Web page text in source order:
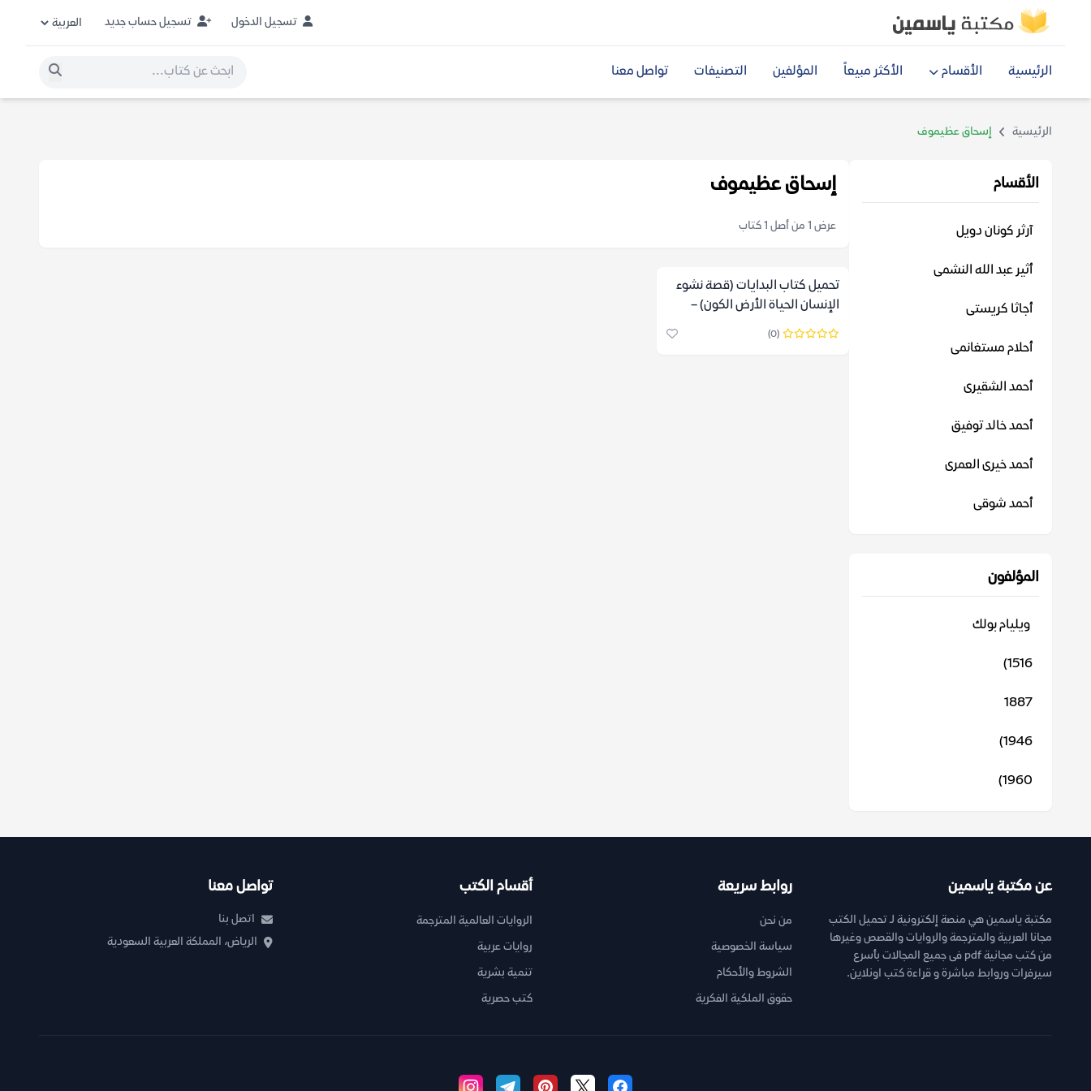
تسجيل الدخول تسجيل حساب جديد
الرئيسية الأقسام الأكثر مبيعاً المؤلفين التصنيفات تواصل معنا
الرئيسية إسحاق عظيموف
الأقسام
آرثر كونان دويل
أثير عبد الله النشمى
أجاثا كريستى
أحلام مستغانمى
أحمد الشقيرى
أحمد خالد توفيق
أحمد خيرى العمرى
أحمد شوقى
المؤلفون
‬ ويليام بولك
1516)
1887
1946)
1960)
إسحاق عظيموف
عرض 1 من أصل 1 كتاب
تحميل كتاب البدايات (قصة نشوء
الإنسان الحياة الأرض الكون) –
إسحاق عظيموف
(0)
عن مكتبة ياسمين
مكتبة ياسمين هي منصة إلكترونية لـ تحميل الكتب
مجانا العربية والمترجمة والروايات والقصص وغيرها
من كتب مجانية pdf فى جميع المجالات بأسرع
سيرفرات وروابط مباشرة و قراءة كتب اونلاين.
روابط سريعة
من نحن
سياسة الخصوصية
الشروط والأحكام
حقوق الملكية الفكرية
أقسام الكتب
الروايات العالمية المترجمة
روايات عربية
تنمية بشرية
كتب حصرية
تواصل معنا
اتصل بنا
الرياض، المملكة العربية السعودية